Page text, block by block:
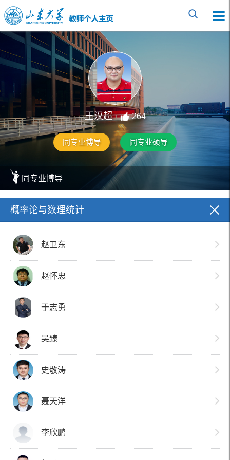
王汉超 264
同专业博导 同专业硕导
同专业博导
概率论与数理统计
赵卫东
赵怀忠
于志勇
吴臻
史敬涛
聂天洋
李欣鹏